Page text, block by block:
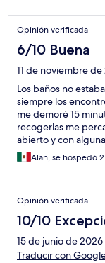
Opinión verificada
6/10 Buena
11 de noviembre
Los baños no
siempre los
me demoré 15
recogerlas me
abierto y con
gran desconfianza
sobre todo por esa
Alan, se hospedó
Opinión verificada
10/10
15 de junio de 2026
Traducir con